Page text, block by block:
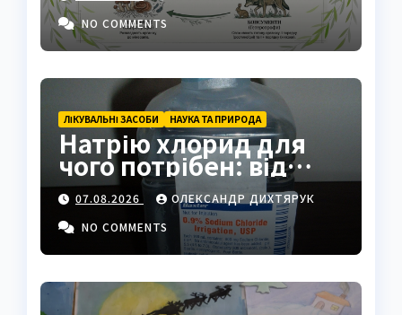
NO COMMENTS
ЛІКУВАЛЬНІ ЗАСОБИ НАУКА ТА ПРИРОДА
Натрію хлорид для
чого потрібен: від
фізрозчину до
промисловості
07.08.2026
ОЛЕКСАНДР ДИХТЯРУК
NO COMMENTS